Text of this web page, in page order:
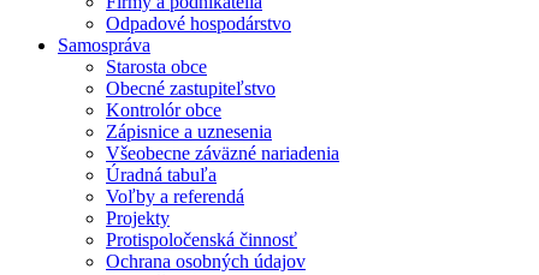
Odpadové hospodárstvo
Samospráva
Starosta obce
Obecné zastupiteľstvo
Kontrolór obce
Zápisnice a uznesenia
Všeobecne záväzné nariadenia
Úradná tabuľa
Voľby a referendá
Projekty
Protispoločenská činnosť
Ochrana osobných údajov